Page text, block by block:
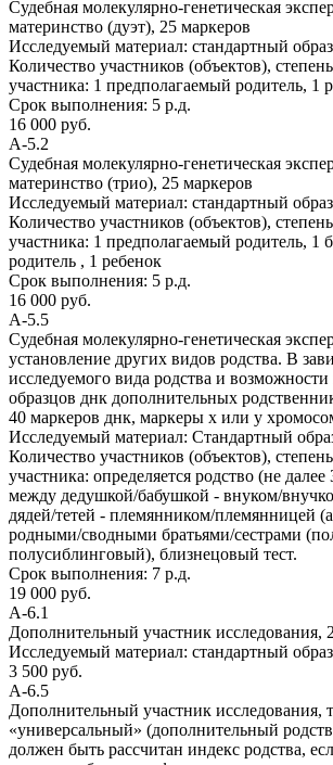
Судебная молекулярно-генетическая
материнство (дуэт), 25 маркеров
Исследуемый материал: стандартный
Количество участников (объектов),
участника: 1 предполагаемый родитель, 1
Срок выполнения: 5 р.д.
16 000 руб.
А-5.2
Судебная молекулярно-генетическая
материнство (трио), 25 маркеров
Исследуемый материал: стандартный
Количество участников (объектов),
участника: 1 предполагаемый родитель, 1
родитель , 1 ребенок
Срок выполнения: 5 р.д.
16 000 руб.
А-5.5
Судебная молекулярно-генетическая
установление других видов родства. В
исследуемого вида родства и возможности
образцов днк дополнительных
40 маркеров днк, маркеры х или y
Исследуемый материал: Стандартный
Количество участников (объектов),
участника: определяется родство (не
между дедушкой/бабушкой - внуком/
дядей/тетей - племянником/племянницей
родными/сводными братьями/сестрами
полусиблинговый), близнецовый тест.
Срок выполнения: 7 р.д.
19 000 руб.
А-6.1
Дополнительный участник исследования,
Исследуемый материал: стандартный
3 500 руб.
А-6.5
Дополнительный участник исследования,
«универсальный» (дополнительный
должен быть рассчитан индекс родства,